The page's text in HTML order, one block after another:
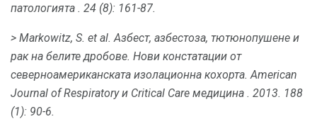
патологията . 24 (8): 161-87.
> Markowitz, S. et al. Азбест, азбестоза, тютюнопушене и
рак на белите дробове. Нови констатации от
северноамериканската изолационна кохорта. American
Journal of Respiratory и Critical Care медицина . 2013. 188
(1): 90-6.